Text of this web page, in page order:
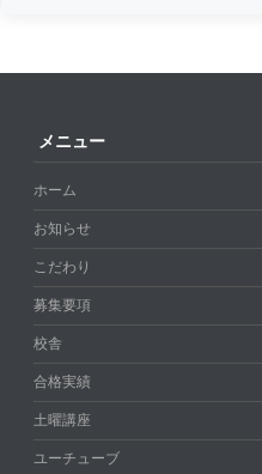
メニュー
ホーム
お知らせ
こだわり
募集要項
校舎
合格実績
土曜講座
ユーチューブ